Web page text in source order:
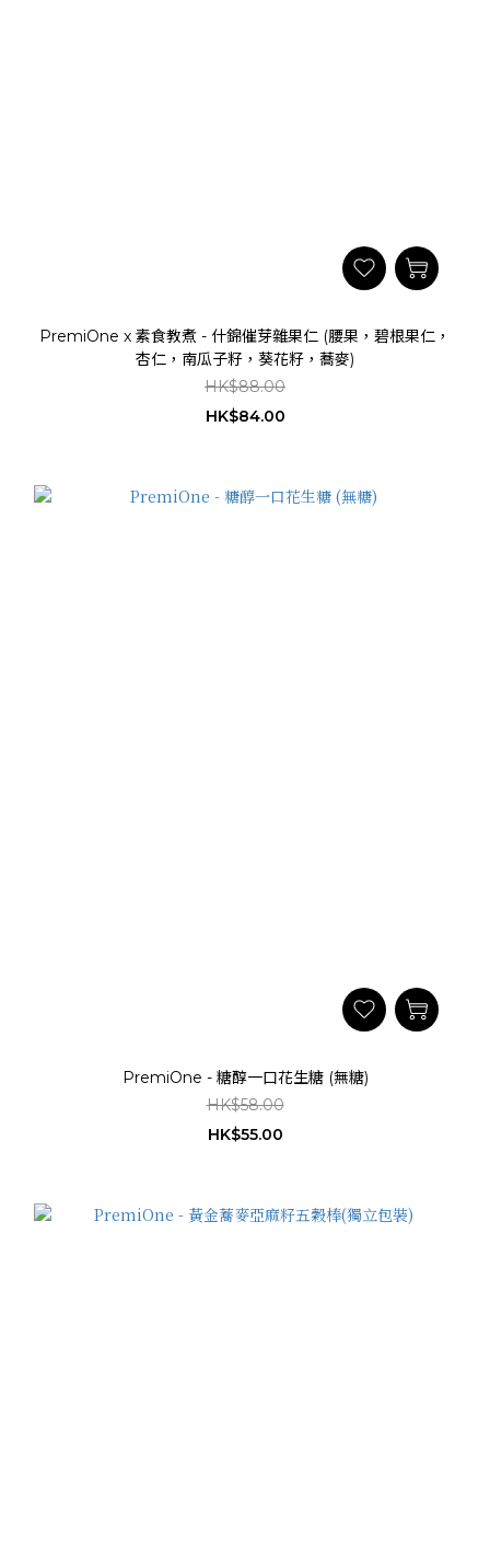
PremiOne x 素食教煮 - 什錦催芽雜果仁 (腰果，碧根果仁，
杏仁，南瓜子籽，葵花籽，蕎麥)
HK$88.00
HK$84.00
PremiOne - 糖醇一口花生糖 (無糖)
HK$58.00
HK$55.00